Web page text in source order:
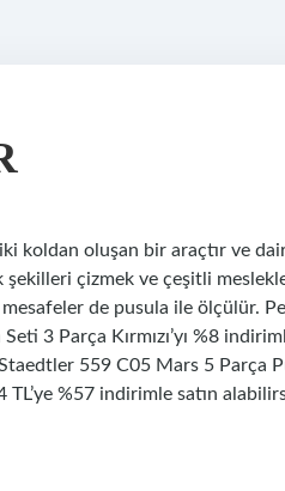
koldan oluşan bir araçtır ve
çizmek ve çeşitli
de pusula ile ölçülür.
3 Parça Kırmızı’yı %8
559 C05 Mars 5 Parça
TL’ye %57 indirimle satın